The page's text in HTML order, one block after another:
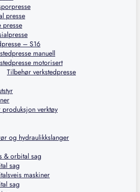
presse
presse
– S16
manuell
motorisert
Tilbehør verkstedpresse
verktøy
og hydraulikkslanger
& orbital sag
sag
maskiner
sag